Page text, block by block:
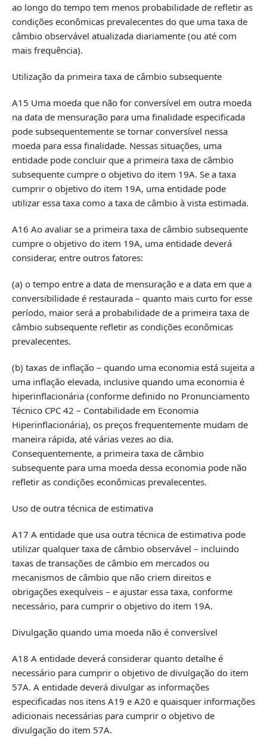
ao longo do tempo tem menos probabilidade de refletir as
condições econômicas prevalecentes do que uma taxa de
câmbio observável atualizada diariamente (ou até com
mais frequência).
Utilização da primeira taxa de câmbio subsequente
A15 Uma moeda que não for conversível em outra moeda
na data de mensuração para uma finalidade especificada
pode subsequentemente se tornar conversível nessa
moeda para essa finalidade. Nessas situações, uma
entidade pode concluir que a primeira taxa de câmbio
subsequente cumpre o objetivo do item 19A. Se a taxa
cumprir o objetivo do item 19A, uma entidade pode
utilizar essa taxa como a taxa de câmbio à vista estimada.
A16 Ao avaliar se a primeira taxa de câmbio subsequente
cumpre o objetivo do item 19A, uma entidade deverá
considerar, entre outros fatores:
(a) o tempo entre a data de mensuração e a data em que a
conversibilidade é restaurada – quanto mais curto for esse
período, maior será a probabilidade de a primeira taxa de
câmbio subsequente refletir as condições econômicas
prevalecentes.
(b) taxas de inflação – quando uma economia está sujeita a
uma inflação elevada, inclusive quando uma economia é
hiperinflacionária (conforme definido no Pronunciamento
Técnico CPC 42 – Contabilidade em Economia
Hiperinflacionária), os preços frequentemente mudam de
maneira rápida, até várias vezes ao dia.
Consequentemente, a primeira taxa de câmbio
subsequente para uma moeda dessa economia pode não
refletir as condições econômicas prevalecentes.
Uso de outra técnica de estimativa
A17 A entidade que usa outra técnica de estimativa pode
utilizar qualquer taxa de câmbio observável – incluindo
taxas de transações de câmbio em mercados ou
mecanismos de câmbio que não criem direitos e
obrigações exequíveis – e ajustar essa taxa, conforme
necessário, para cumprir o objetivo do item 19A.
Divulgação quando uma moeda não é conversível
A18 A entidade deverá considerar quanto detalhe é
necessário para cumprir o objetivo de divulgação do item
57A. A entidade deverá divulgar as informações
especificadas nos itens A19 e A20 e quaisquer informações
adicionais necessárias para cumprir o objetivo de
divulgação do item 57A.